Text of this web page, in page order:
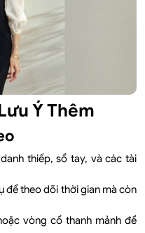
Ý Thêm
thiếp, sổ tay, và các tài
để theo dõi thời gian mà còn
vòng cổ thanh mảnh để